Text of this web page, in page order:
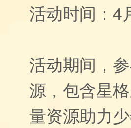
活动时间：4
活动期间，
源，包含星
量资源助力